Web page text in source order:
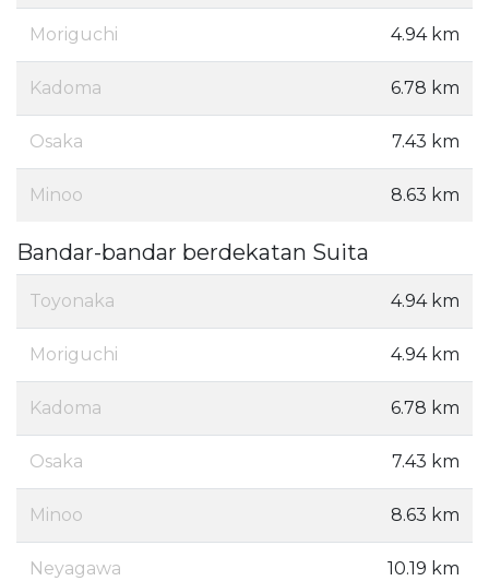
Moriguchi 4.94 km
Kadoma 6.78 km
Osaka 7.43 km
Minoo 8.63 km
Bandar-bandar berdekatan Suita
Toyonaka 4.94 km
Moriguchi 4.94 km
Kadoma 6.78 km
Osaka 7.43 km
Minoo 8.63 km
Neyagawa 10.19 km